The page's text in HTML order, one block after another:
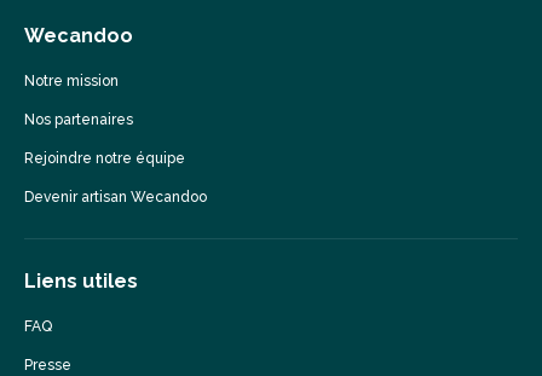
Wecandoo
Notre mission
Nos partenaires
Rejoindre notre équipe
Devenir artisan Wecandoo
Liens utiles
FAQ
Presse